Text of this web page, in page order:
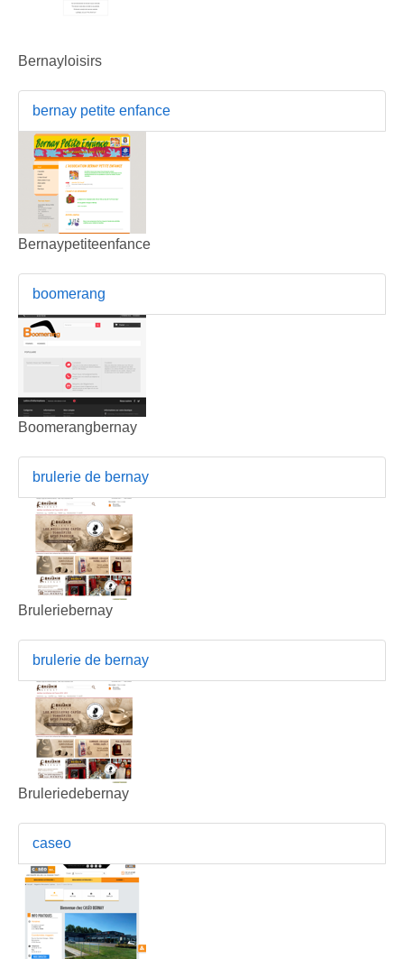
Bernayloisirs
bernay petite enfance
Bernaypetiteenfance
boomerang
Boomerangbernay
brulerie de bernay
Bruleriebernay
brulerie de bernay
Bruleriedebernay
caseo